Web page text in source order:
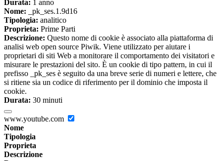
Durata: 1 anno
Nome: _pk_ses.1.9d16
Tipologia: analitico
Proprieta: Prime Parti
Descrizione: Questo nome di cookie è associato alla piattaforma di
analisi web open source Piwik. Viene utilizzato per aiutare i
proprietari di siti Web a monitorare il comportamento dei visitatori e
misurare le prestazioni del sito. È un cookie di tipo pattern, in cui il
prefisso _pk_ses è seguito da una breve serie di numeri e lettere, che
si ritiene sia un codice di riferimento per il dominio che imposta il
cookie.
Durata: 30 minuti
www.youtube.com
Nome
Tipologia
Proprieta
Descrizione